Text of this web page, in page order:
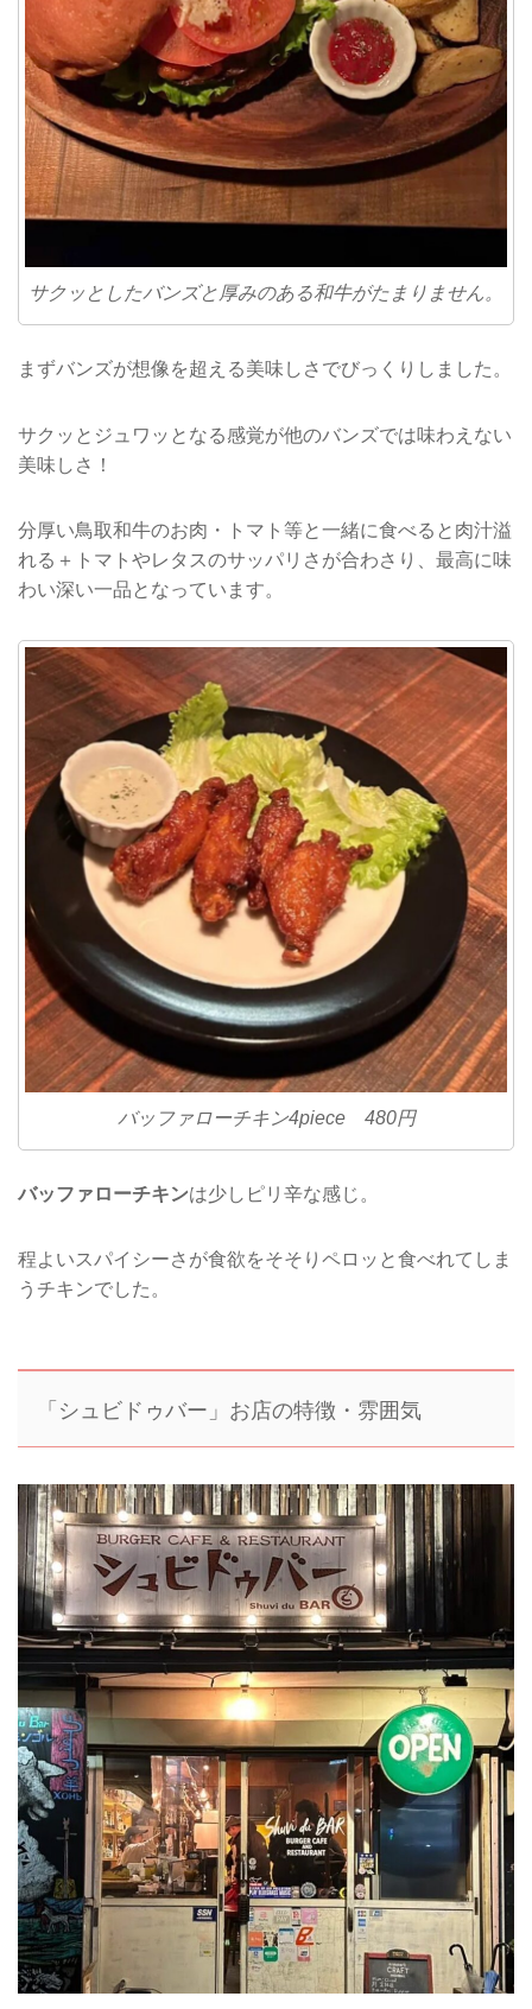
サクッとしたバンズと厚みのある和牛がたまりません。
まずバンズが想像を超える美味しさでびっくりしました。
サクッとジュワッとなる感覚が他のバンズでは味わえない
美味しさ！
分厚い鳥取和牛のお肉・トマト等と一緒に食べると肉汁溢
れる＋トマトやレタスのサッパリさが合わさり、最高に味
わい深い一品となっています。
バッファローチキン4piece 480円
バッファローチキンは少しピリ辛な感じ。
程よいスパイシーさが食欲をそそりペロッと食べれてしま
うチキンでした。
「 シュビドゥバー 」お店の特徴・雰囲気